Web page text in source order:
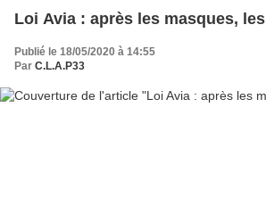
Loi Avia : après les masques,
Publié le 18/05/2020 à 14:55
Par C.L.A.P33